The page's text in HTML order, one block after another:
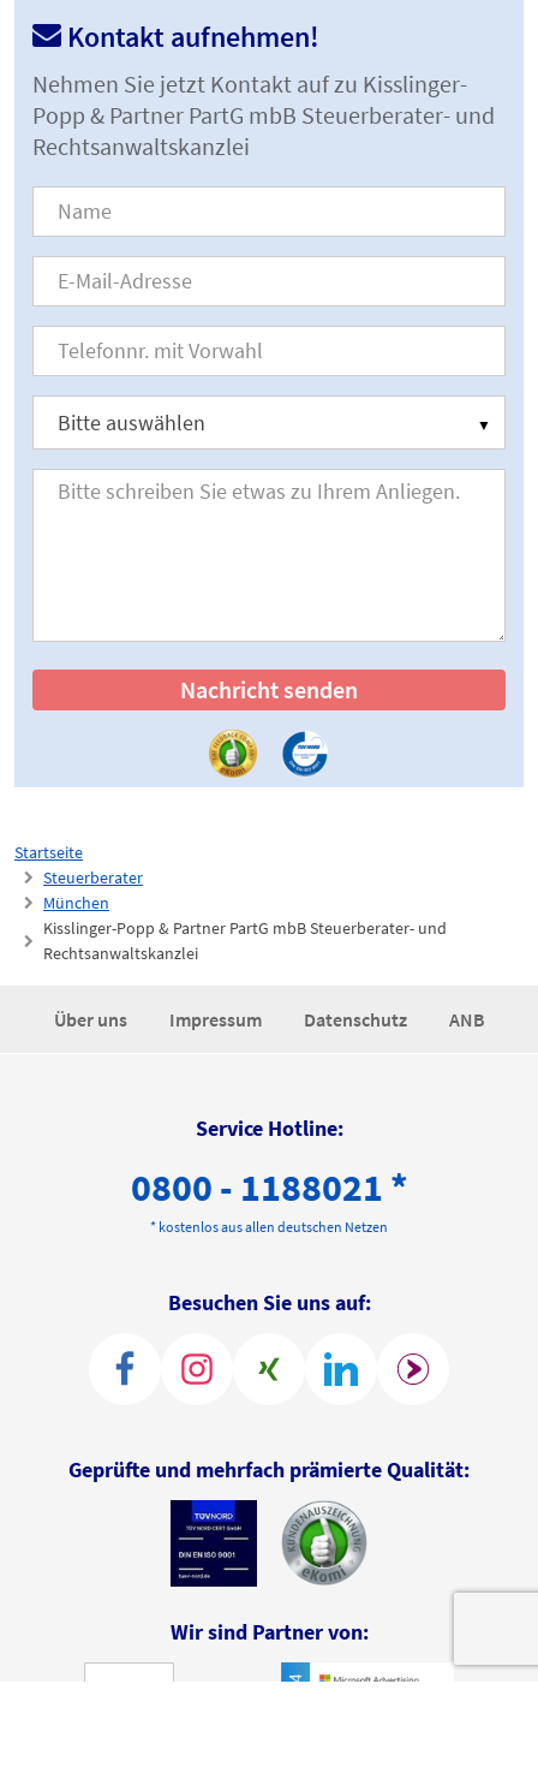
Startseite
Steuerberater
München
Kisslinger-Popp & Partner PartG mbB Steuerberater- und
Rechtsanwaltskanzlei
Kontakt aufnehmen!
Nehmen Sie jetzt Kontakt auf zu Kisslinger-
Popp & Partner PartG mbB Steuerberater- und
Rechtsanwaltskanzlei
Nachricht senden
Über uns Impressum Datenschutz ANB
Service Hotline:
0800 - 1188021 *
* kostenlos aus allen deutschen Netzen
Besuchen Sie uns auf:
Geprüfte und mehrfach prämierte Qualität:
Wir sind Partner von: